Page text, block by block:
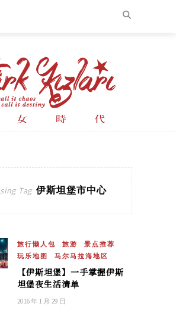
Tag 伊斯坦堡市中心
旅行懒人包 旅游
景点推荐
玩乐地图
马尔马拉海地区
【伊斯坦堡】一手掌握伊斯
坦堡夜生活清单
2016 年 1 月 29 日